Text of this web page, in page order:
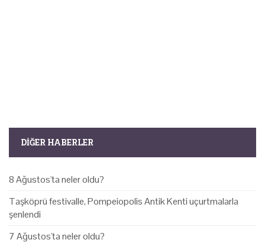
DIĞER HABERLER
8 Ağustos'ta neler oldu?
Taşköprü festivalle, Pompeiopolis Antik Kenti uçurtmalarla
şenlendi
7 Ağustos'ta neler oldu?